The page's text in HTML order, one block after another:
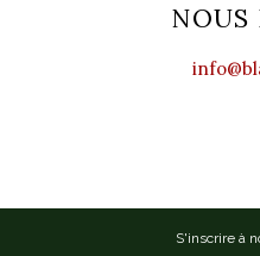
NOUS
S'inscrire à